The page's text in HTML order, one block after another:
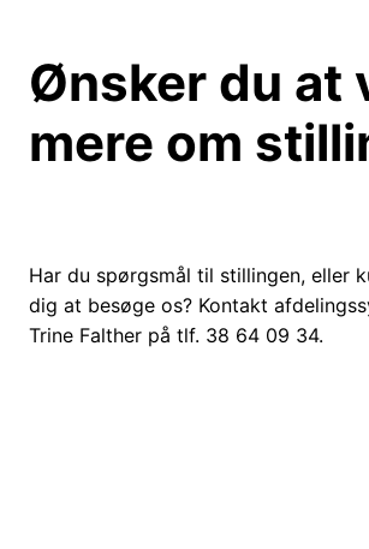
Ønsker du at
mere om
Har du spørgsmål til stillingen, eller
dig at besøge os? Kontakt
Trine Falther på tlf. 38 64 09 34.